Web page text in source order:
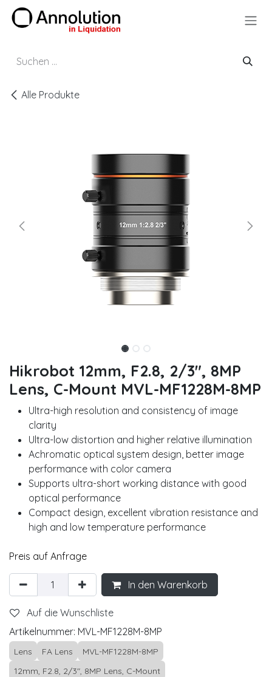
Zum Inhalt springen
Alle Produkte
Hikrobot 12mm, F2.8, 2/3", 8MP
Lens, C-Mount MVL-MF1228M-8MP
Ultra-high resolution and consistency of image
clarity
Ultra-low distortion and higher relative illumination
Achromatic optical system design, better image
performance with color camera
Supports ultra-short working distance with good
optical performance
Compact design, excellent vibration resistance and
high and low temperature performance
Preis auf Anfrage
In den Warenkorb
Auf die Wunschliste
Artikelnummer: MVL-MF1228M-8MP
Lens FA Lens
MVL-MF1228M-8MP
12mm, F2.8, 2/3", 8MP Lens, C-Mount